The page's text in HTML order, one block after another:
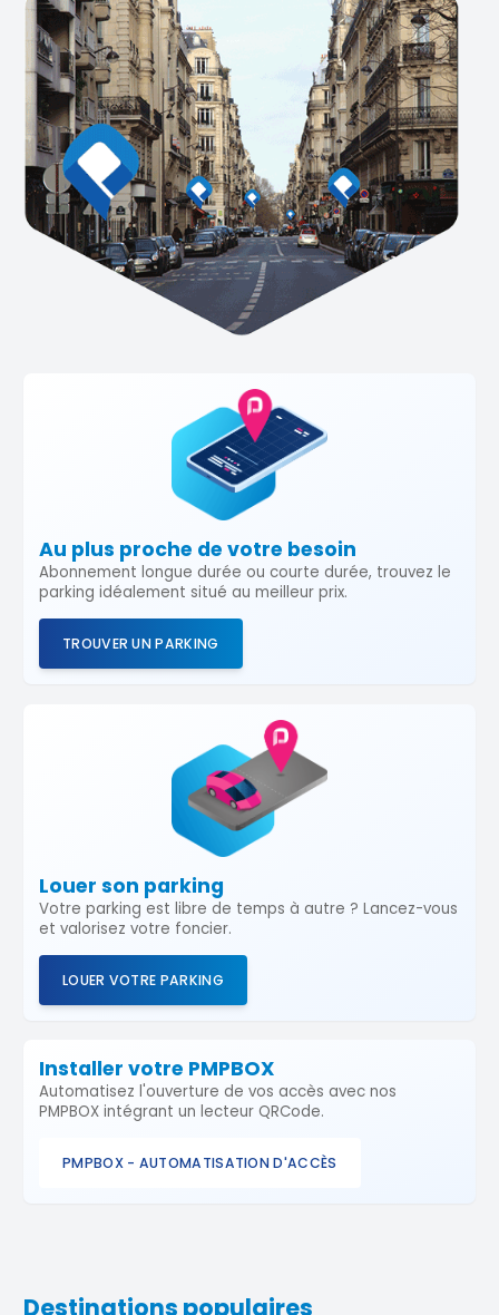
Au plus proche de votre besoin
Abonnement longue durée ou courte durée, trouvez le
parking idéalement situé au meilleur prix.
TROUVER UN PARKING
Louer son parking
Votre parking est libre de temps à autre ? Lancez-vous
et valorisez votre foncier.
LOUER VOTRE PARKING
Installer votre PMPBOX
Automatisez l'ouverture de vos accès avec nos
PMPBOX intégrant un lecteur QRCode.
PMPBOX - AUTOMATISATION D'ACCÈS
Destinations populaires